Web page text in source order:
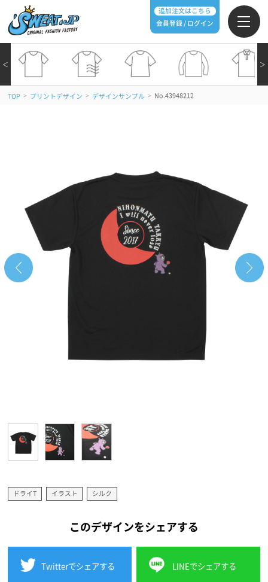
追加注文はこちら
会員登録 / ログイン
＞
＜
TOP > プリントデザイン > デザインサンプル > No.43948212
ドライT イラスト シルク
このデザインをシェアする
Twitterでシェアする LINEでシェアする